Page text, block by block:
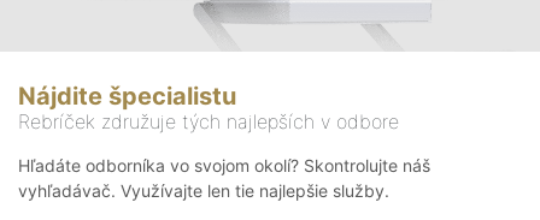
Nájdite špecialistu
Rebríček združuje tých najlepších v odbore
Hľadáte odborníka vo svojom okolí? Skontrolujte náš
vyhľadávač. Využívajte len tie najlepšie služby.